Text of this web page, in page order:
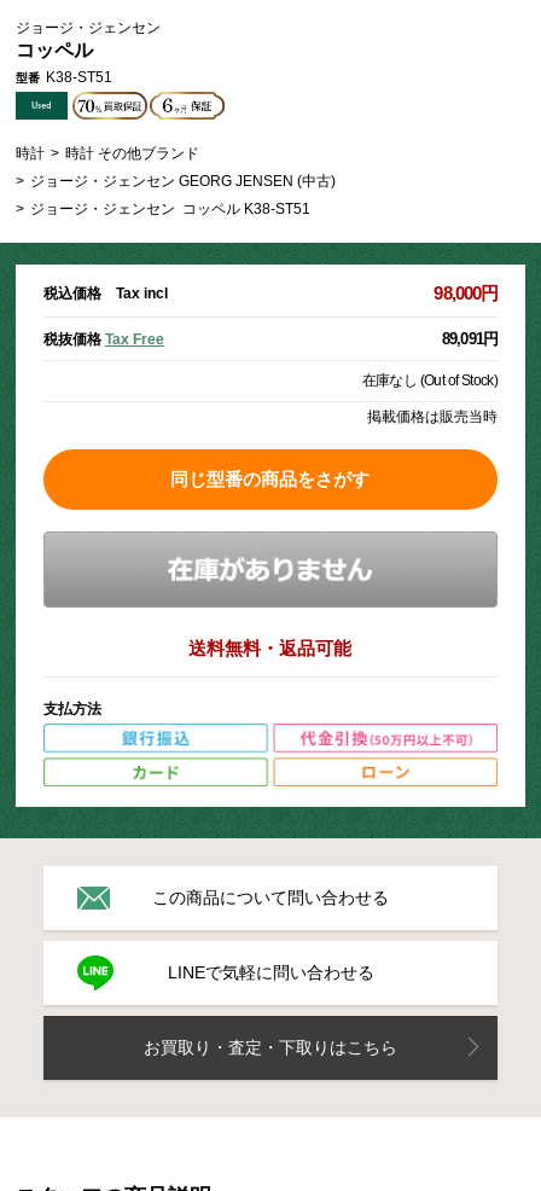
ジョージ・ジェンセン
コッペル
型番 K38-ST51
時計 > 時計 その他ブランド
> ジョージ・ジェンセン GEORG JENSEN (中古)
> ジョージ・ジェンセン コッペル K38-ST51
税込価格 Tax incl 98,000円
税抜価格 Tax Free 89,091円
在庫なし (Out of Stock)
掲載価格は販売当時
同じ型番の商品をさがす
送料無料・返品可能
支払方法
この商品について問い合わせる
LINEで気軽に問い合わせる
お買取り・査定・下取りはこちら